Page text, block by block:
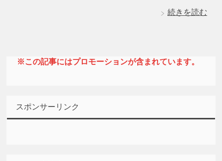
続きを読む
※この記事にはプロモーションが含まれています。
スポンサーリンク